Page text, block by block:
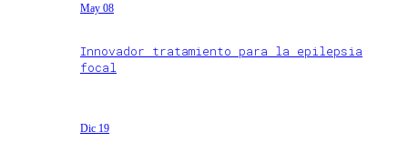
May 08
Innovador tratamiento para la epilepsia
focal
Dic 19